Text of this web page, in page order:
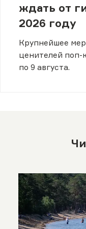
ждать от
2026 году
Крупнейшее
ценителей поп-
по 9 августа.